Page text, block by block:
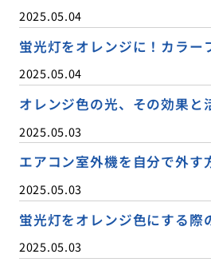
2025.05.04
蛍光灯をオレンジに！カラー
2025.05.04
オレンジ色の光、その効果と
2025.05.03
エアコン室外機を自分で外す
2025.05.03
蛍光灯をオレンジ色にする際
2025.05.03